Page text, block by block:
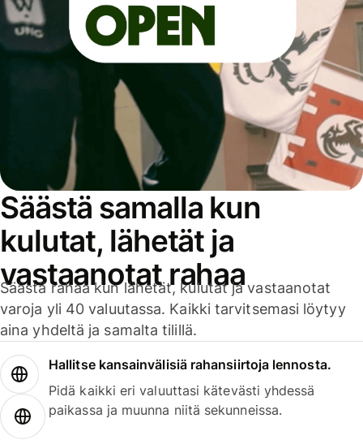
Säästä samalla kun
kulutat, lähetät ja
vastaanotat rahaa
Säästä rahaa kun lähetät, kulutat ja vastaanotat
varoja yli 40 valuutassa. Kaikki tarvitsemasi löytyy
aina yhdeltä ja samalta tilillä.
Hallitse kansainvälisiä rahansiirtoja lennosta.
Pidä kaikki eri valuuttasi kätevästi yhdessä
paikassa ja muunna niitä sekunneissa.